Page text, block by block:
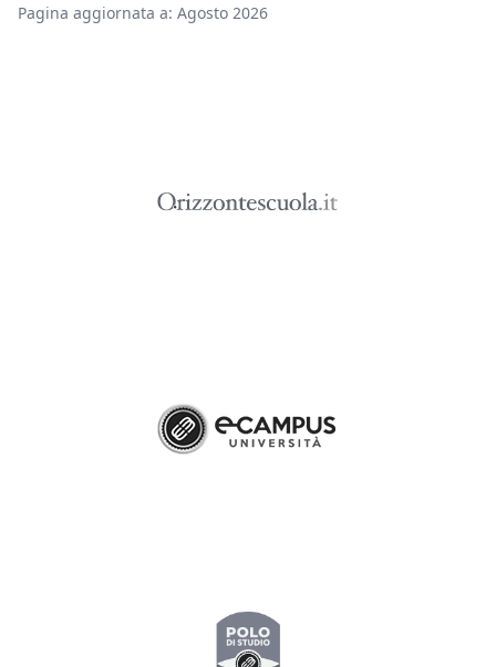
Pagina aggiornata a: Agosto 2026